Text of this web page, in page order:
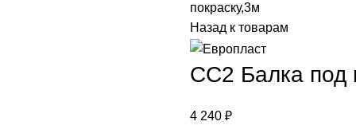
покраску,3м
Назад к товарам
СС2 Балка под
4 240 ₽